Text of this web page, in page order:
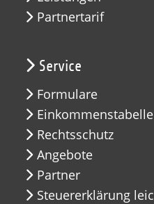
Partnertarif
Service
Formulare
Rechtsschutz
Angebote
Partner
Steuererklärung